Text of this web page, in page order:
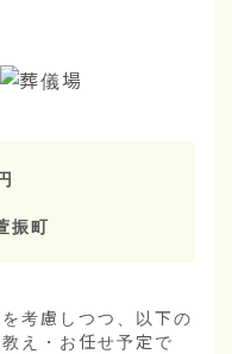
振町
考慮しつつ、以下の
え・お任せ予定で